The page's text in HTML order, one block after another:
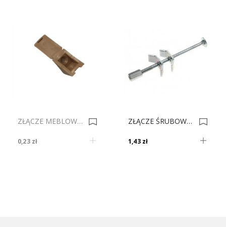
ZŁĄCZE MEBLOWE POJ PLASTIK OLCHA Nr. 6 0002744
0,23 zł
ZŁĄCZE ŚRUBOWE DO BLATÓW L-100 0002057
1,43 zł